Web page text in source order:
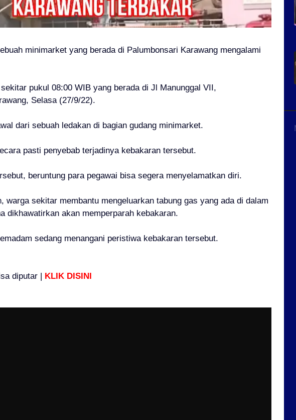
minimarket yang berada di Palumbonsari Karawang mengalami
pukul 08:00 WIB yang berada di Jl Manunggal VII,
Selasa (27/9/22).
dari sebuah ledakan di bagian gudang minimarket.
pasti penyebab terjadinya kebakaran tersebut.
beruntung para pegawai bisa segera menyelamatkan diri.
warga sekitar membantu mengeluarkan tabung gas yang ada di dalam
dikhawatirkan akan memperparah kebakaran.
sedang menangani peristiwa kebakaran tersebut.
diputar |
KLIK DISINI